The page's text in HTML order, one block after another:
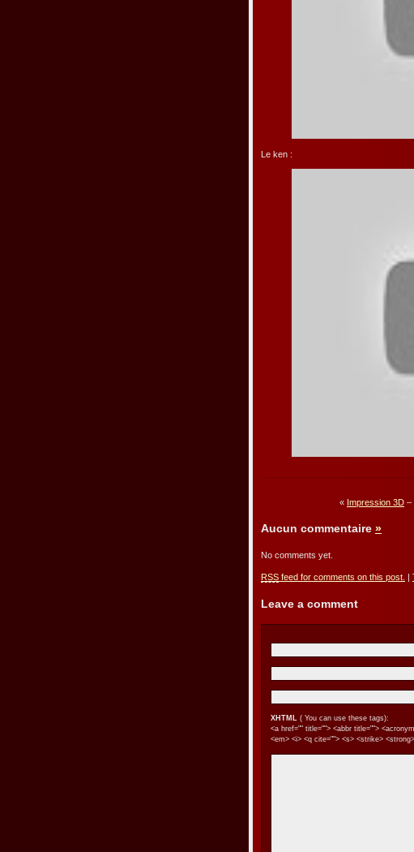
Le ken :
« Impression 3D –
Aucun commentaire »
No comments yet.
RSS feed for comments on this post.
Leave a comment
XHTML
( You can use these tags):
<a href="" title=""> <abbr title="">
<em> <i> <q cite=""> <s> <strike> <strong>